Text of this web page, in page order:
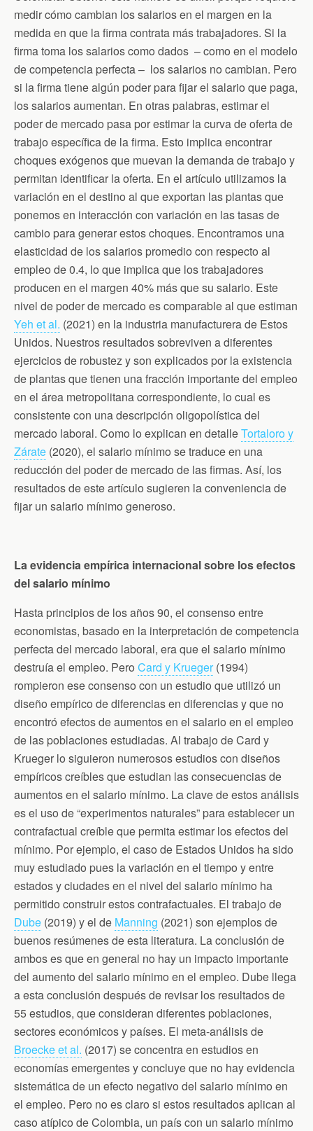
medir cómo cambian los salarios en el margen en la
medida en que la firma contrata más trabajadores. Si la
firma toma los salarios como dados – como en el modelo
de competencia perfecta – los salarios no cambian. Pero
si la firma tiene algún poder para fijar el salario que paga,
los salarios aumentan. En otras palabras, estimar el
poder de mercado pasa por estimar la curva de oferta de
trabajo específica de la firma. Esto implica encontrar
choques exógenos que muevan la demanda de trabajo y
permitan identificar la oferta. En el artículo utilizamos la
variación en el destino al que exportan las plantas que
ponemos en interacción con variación en las tasas de
cambio para generar estos choques. Encontramos una
elasticidad de los salarios promedio con respecto al
empleo de 0.4, lo que implica que los trabajadores
producen en el margen 40% más que su salario. Este
nivel de poder de mercado es comparable al que estiman
Yeh et al. (2021) en la industria manufacturera de Estos
Unidos. Nuestros resultados sobreviven a diferentes
ejercicios de robustez y son explicados por la existencia
de plantas que tienen una fracción importante del empleo
en el área metropolitana correspondiente, lo cual es
consistente con una descripción oligopolística del
mercado laboral. Como lo explican en detalleTortaloro y
Zárate (2020), el salario mínimo se traduce en una
reducción del poder de mercado de las firmas. Así, los
resultados de este artículo sugieren la conveniencia de
fijar un salario mínimo generoso.
La evidencia empírica internacional sobre los efectos
del salario mínimo
Hasta principios de los años 90, el consenso entre
economistas, basado en la interpretación de competencia
perfecta del mercado laboral, era que el salario mínimo
destruía el empleo. Pero Card y Krueger(1994)
rompieron ese consenso con un estudio que utilizó un
diseño empírico de diferencias en diferencias y que no
encontró efectos de aumentos en el salario en el empleo
de las poblaciones estudiadas. Al trabajo de Card y
Krueger lo siguieron numerosos estudios con diseños
empíricos creíbles que estudian las consecuencias de
aumentos en el salario mínimo. La clave de estos análisis
es el uso de “experimentos naturales” para establecer un
contrafactual creíble que permita estimar los efectos del
mínimo. Por ejemplo, el caso de Estados Unidos ha sido
muy estudiado pues la variación en el tiempo y entre
estados y ciudades en el nivel del salario mínimo ha
permitido construir estos contrafactuales. El trabajo de
Dube (2019) y el de Manning (2021) son ejemplos de
buenos resúmenes de esta literatura. La conclusión de
ambos es que en general no hay un impacto importante
del aumento del salario mínimo en el empleo. Dube llega
a esta conclusión después de revisar los resultados de
55 estudios, que consideran diferentes poblaciones,
sectores económicos y países. El meta-análisis de
Broecke et al. (2017) se concentra en estudios en
economías emergentes y concluye que no hay evidencia
sistemática de un efecto negativo del salario mínimo en
el empleo. Pero no es claro si estos resultados aplican al
caso atípico de Colombia, un país con un salario mínimo